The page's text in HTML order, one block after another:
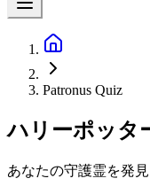
Patronus Quiz
ハリーポッタ
あなたの守護霊を発見